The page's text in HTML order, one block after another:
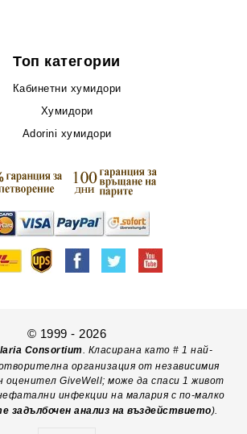
Топ категории
Кабинетни хумидори
Хумидори
Adorini хумидори
© 1999 - 2026
Consortium . Класирана като # 1 най-
организация от независимия
оценител GiveWell; може да спаси 1 живот
инфекции на малария с по-малко
задълбочен анализ на въздействието).